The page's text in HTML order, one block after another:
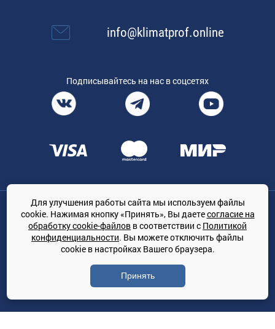
info@klimatprof.online
Подписывайтесь на нас в соцсетях
Общество с ограниченной ответственностью «ТРЕЙДКОН», ОГРН:
1167847364079, 197022, г. Санкт-Петербург, проспект Медиков, 7
КЛИМАТПРОФ.ONLINE - оптовая продажа кондиционеров и
климатической техники на территории РФ
© Сайт принадлежит ООО «ТРЕЙДКОН»
Политика конфиденциальности
Для улучшения работы сайта мы используем файлы
cookie. Нажимая кнопку «Принять», Вы даетесогласие на
обработку cookie-файлов в соответствии с Политикой
конфиденциальности. Вы можете отключить файлы
cookie в настройках Вашего браузера.
Принять